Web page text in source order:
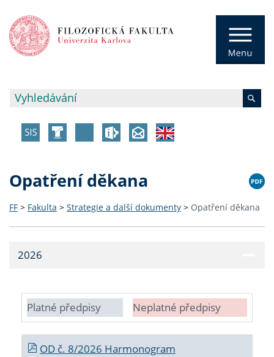
Opatření děkana
FF > Fakulta > Strategie a další dokumenty > Opatření děkana
2026
Platné předpisy Neplatné předpisy
OD č. 8/2026 Harmonogram